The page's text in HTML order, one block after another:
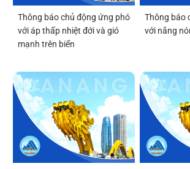
Thông báo chủ động ứng phó
với áp thấp nhiệt đới và gió
mạnh trên biển
Thông báo
với nắng